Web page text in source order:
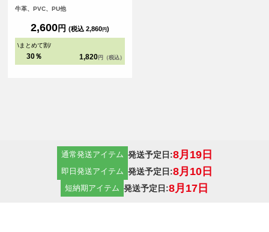
牛革、PVC、PU他
2,600円 (税込 2,860円)
\まとめて割/
30％ 1,820 円（税込）
通常発送アイテム 発送予定日:8月19日
即日発送アイテム 発送予定日:8月10日
短納期アイテム 発送予定日:8月17日